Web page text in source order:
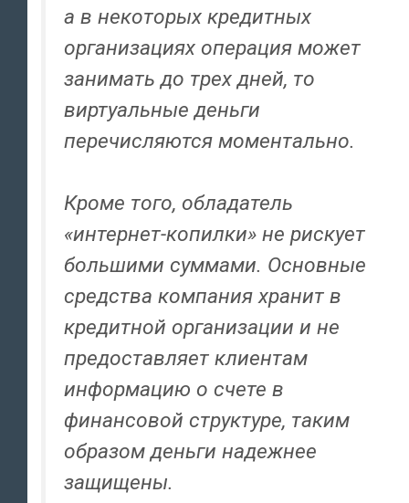
а в некоторых кредитных
организациях операция может
занимать до трех дней, то
виртуальные деньги
перечисляются моментально.
Кроме того, обладатель
«интернет-копилки» не рискует
большими суммами. Основные
средства компания хранит в
кредитной организации и не
предоставляет клиентам
информацию о счете в
финансовой структуре, таким
образом деньги надежнее
защищены.